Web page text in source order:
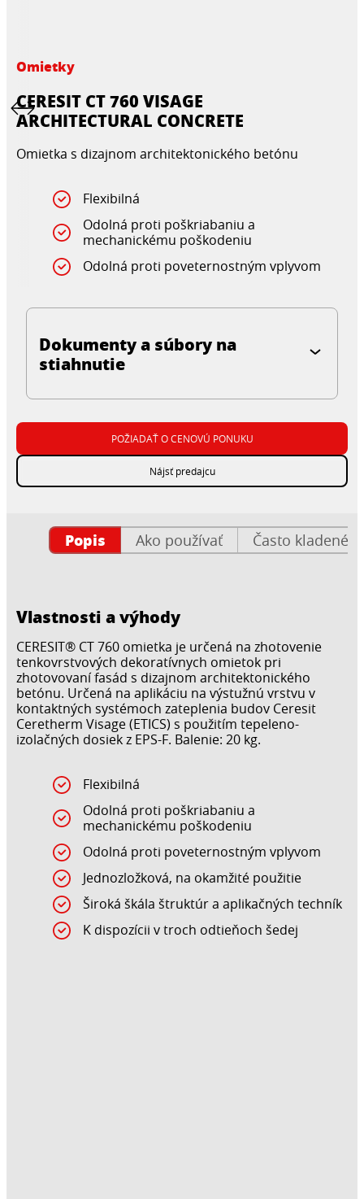
Omietky
CERESIT CT 760 VISAGE
ARCHITECTURAL CONCRETE
Omietka s dizajnom architektonického betónu
Flexibilná
Odolná proti poškriabaniu a
mechanickému poškodeniu
Odolná proti poveternostným vplyvom
Dokumenty a súbory na
stiahnutie
POŽIADAŤ O CENOVÚ PONUKU
Nájsť predajcu
Popis Ako používať Často kladené
Vlastnosti a výhody
CERESIT® CT 760 omietka je určená na zhotovenie
tenkovrstvových dekoratívnych omietok pri
zhotovovaní fasád s dizajnom architektonického
betónu. Určená na aplikáciu na výstužnú vrstvu v
kontaktných systémoch zateplenia budov Ceresit
Ceretherm Visage (ETICS) s použitím tepeleno-
izolačných dosiek z EPS-F. Balenie: 20 kg.
Flexibilná
Odolná proti poškriabaniu a
mechanickému poškodeniu
Odolná proti poveternostným vplyvom
Jednozložková, na okamžité použitie
Široká škála štruktúr a aplikačných techník
K dispozícii v troch odtieňoch šedej